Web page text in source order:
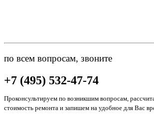
по всем вопросам, звоните
+7 (495) 532-47-74
Проконсультируем по возникшим вопросам,
стоимость ремонта и запишем на удобное для Вас